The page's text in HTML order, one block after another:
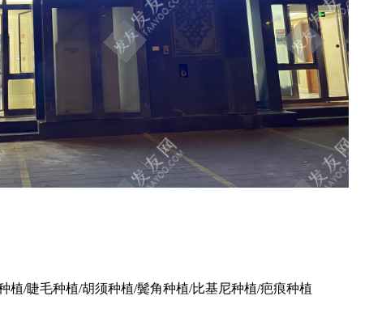
植/睫毛种植/胡须种植/鬓角种植/比基尼种植/疤痕种植